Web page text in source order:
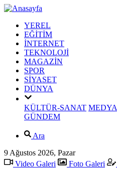
YEREL
EĞİTİM
İNTERNET
TEKNOLOJİ
MAGAZİN
SPOR
SİYASET
DÜNYA
KÜLTÜR-SANAT MEDYA
GÜNDEM
Ara
9 Ağustos 2026, Pazar
Video Galeri
Foto Galeri